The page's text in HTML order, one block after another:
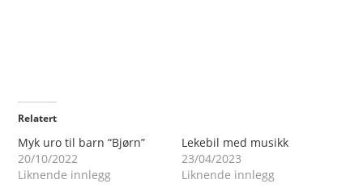
Relatert
Myk uro til barn “Bjørn”
20/10/2022
Liknende innlegg
Lekebil med musikk
23/04/2023
Liknende innlegg